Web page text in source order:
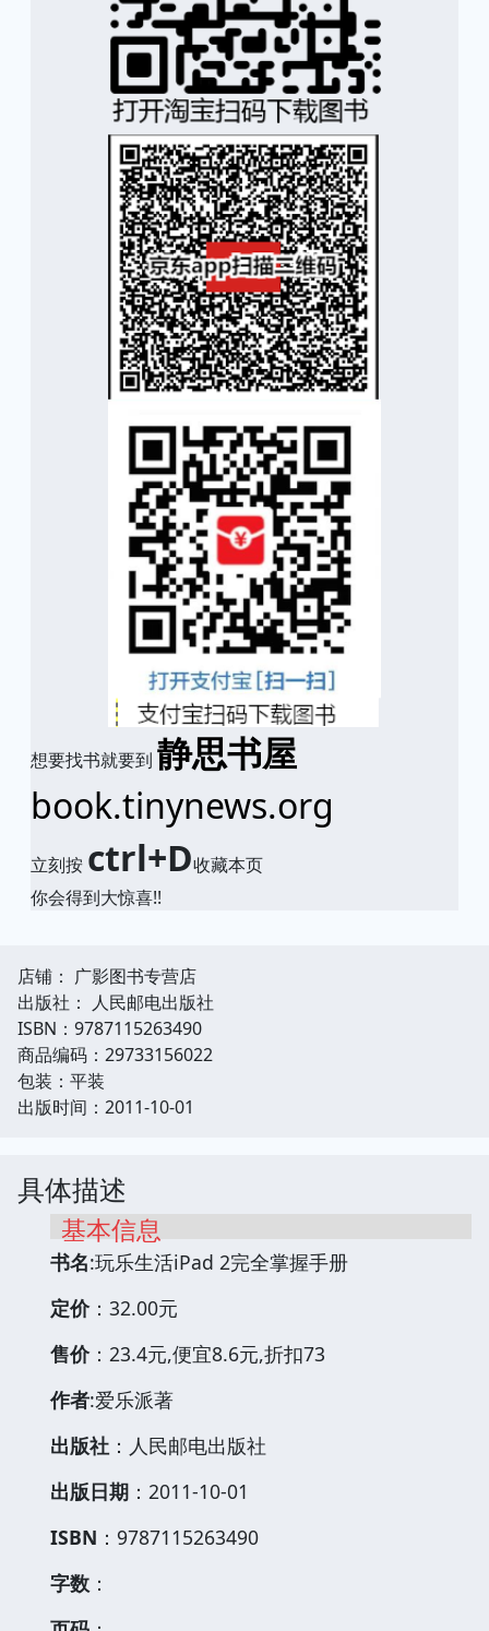
想要找书就要到 静思书屋
book.tinynews.org
立刻按 ctrl+D收藏本页
你会得到大惊喜!!
店铺： 广影图书专营店
出版社： 人民邮电出版社
ISBN：9787115263490
商品编码：29733156022
包装：平装
出版时间：2011-10-01
具体描述
基本信息
书名:玩乐生活iPad 2完全掌握手册
定价：32.00元
售价：23.4元,便宜8.6元,折扣73
作者:爱乐派著
出版社 ：人民邮电出版社
出版日期 ：2011-10-01
ISBN ：9787115263490
字数 ：